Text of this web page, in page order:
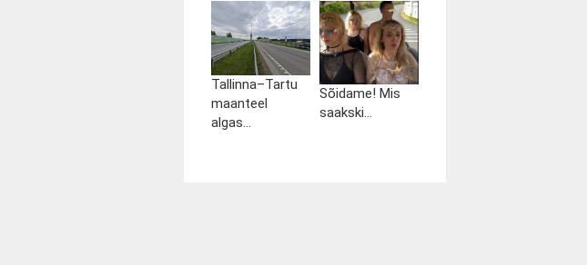
Tallinna–Tartu
maanteel
algas...
Sõidame! Mis
saakski...